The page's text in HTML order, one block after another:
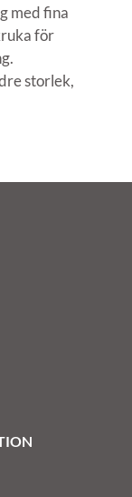
med fina
för
storlek,